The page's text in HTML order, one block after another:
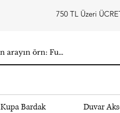
750 TL Üzeri
Kupa Bardak Duvar